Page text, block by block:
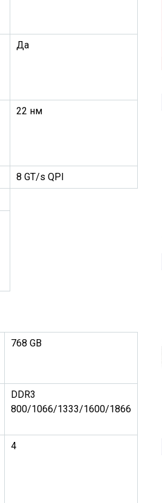
Да
22 нм
8 GT/s QPI
768 GB
DDR3
800/1066/1333/1600/1866
4